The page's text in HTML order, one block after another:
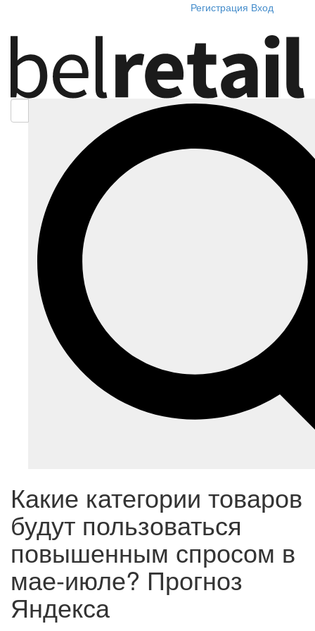
Регистрация Вход
Какие категории товаров
будут пользоваться
повышенным спросом в
мае-июле? Прогноз
Яндекса